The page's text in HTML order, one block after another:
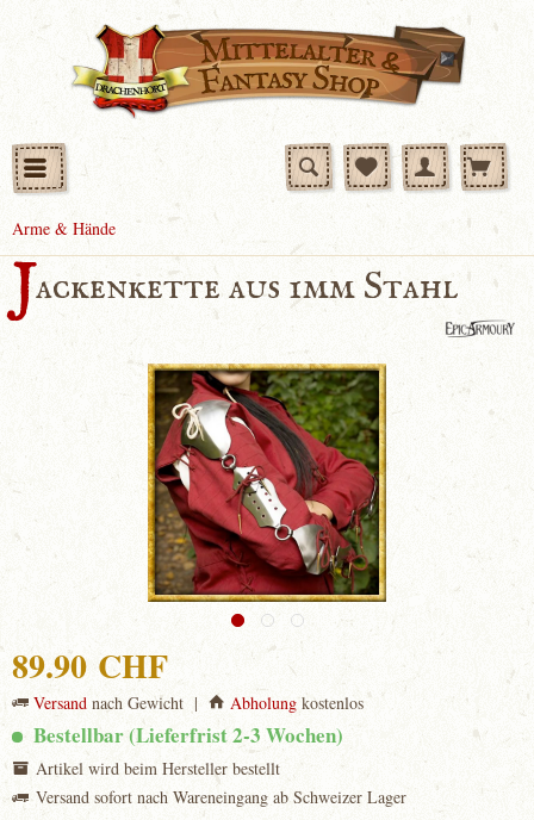
Arme & Hände
Jackenkette aus 1mm Stahl
89.90 CHF
Versand nach Gewicht | Abholungkostenlos
Bestellbar (Lieferfrist 2-3 Wochen)
Artikel wird beim Hersteller bestellt
Versand sofort nach Wareneingang ab Schweizer Lager